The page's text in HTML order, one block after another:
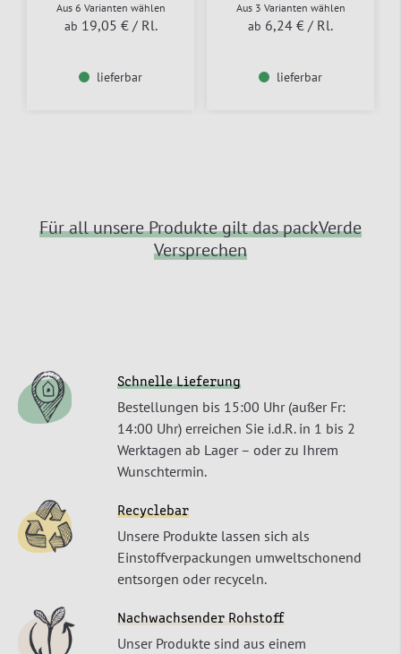
Aus 6 Varianten wählen
ab 19,05 € / Rl.
lieferbar
Aus 3 Varianten wählen
ab 6,24 € / Rl.
lieferbar
Für all unsere Produkte gilt das packVerde
Versprechen
Schnelle Lieferung
Bestellungen bis 15:00 Uhr (außer Fr:
14:00 Uhr) erreichen Sie i.d.R. in 1 bis 2
Werktagen ab Lager – oder zu Ihrem
Wunschtermin.
Recyclebar
Unsere Produkte lassen sich als
Einstoffverpackungen umweltschonend
entsorgen oder recyceln.
Nachwachsender Rohstoff
Unser Produkte sind aus einem